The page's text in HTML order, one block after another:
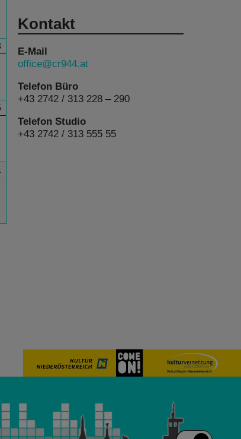
Kontakt
E-Mail
office@cr944.at
Telefon Büro
+43 2742 / 313 228 – 290
Telefon Studio
+43 2742 / 313 555 55